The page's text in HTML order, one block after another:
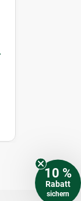
10 %
Rabatt
sichern